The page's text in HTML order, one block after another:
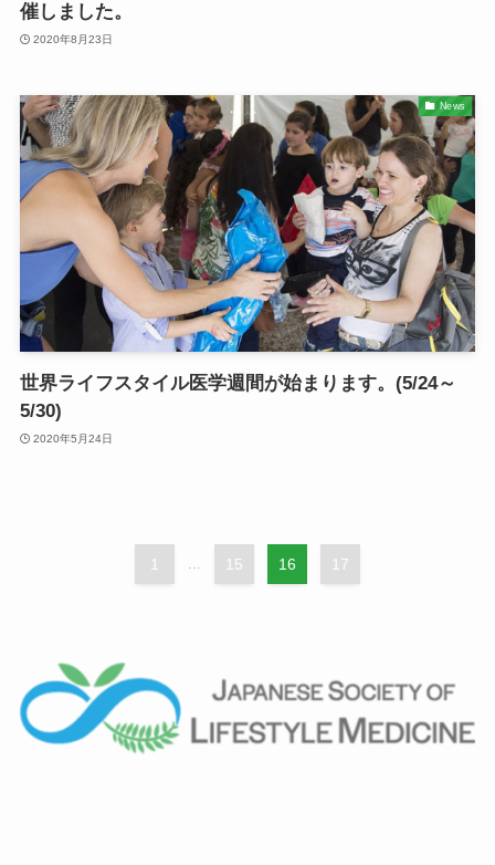
催しました。
2020年8月23日
News
世界ライフスタイル医学週間が始まります。(5/24～
5/30)
2020年5月24日
1 ... 15 16 17